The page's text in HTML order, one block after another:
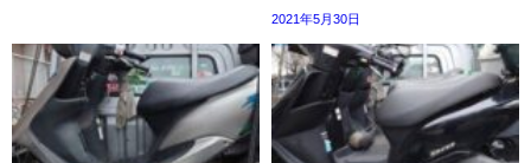
2021年5月30日